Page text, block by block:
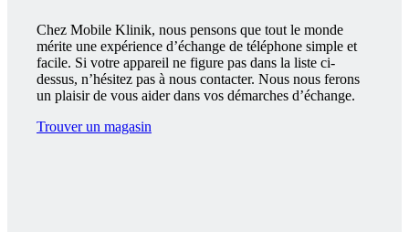
Chez Mobile Klinik, nous pensons que tout le monde
mérite une expérience d’échange de téléphone simple et
facile. Si votre appareil ne figure pas dans la liste ci-
dessus, n’hésitez pas à nous contacter. Nous nous ferons
un plaisir de vous aider dans vos démarches d’échange.
Trouver un magasin